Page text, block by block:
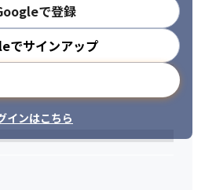
感し、実現に向けて自律的に動ける
、ユーザーの成功を喜べる方
果敢に挑戦できる方
で登録
でサインアップ
インはこちら